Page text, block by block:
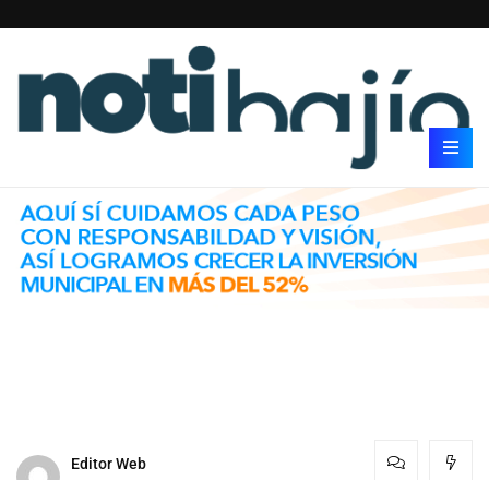
Editor Web